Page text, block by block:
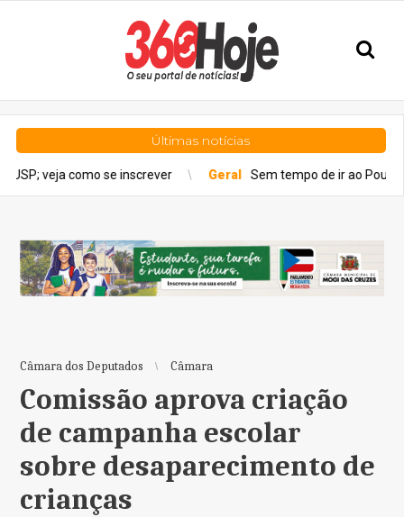
Últimas notícias
se inscrever Geral Sem tempo de ir ao Poupatempo?
Câmara dos Deputados Câmara
Comissão aprova criação
de campanha escolar
sobre desaparecimento de
crianças